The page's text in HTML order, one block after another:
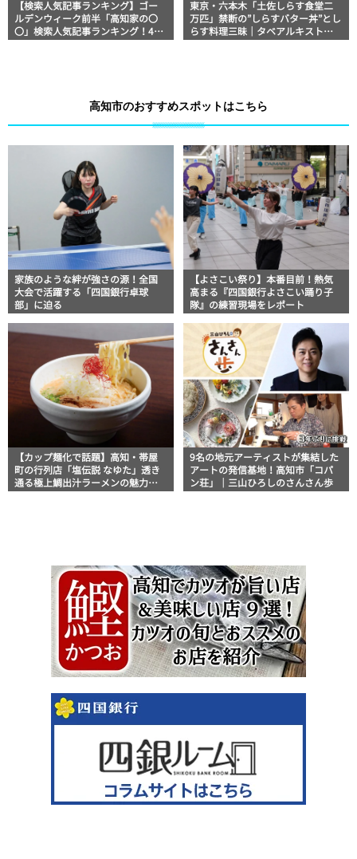
【検索人気記事ランキング】ゴー
ルデンウィーク前半「高知家の〇
〇」検索人気記事ランキング！4月
29日～5月4日
東京・六本木「土佐しらす食堂二
万匹」禁断の”しらすバター丼”とし
らす料理三昧｜タベアルキスト・
マッキー牧元の高知満腹日記【高
高知市のおすすめスポットはこちら
家族のような絆が強さの源！全国
大会で活躍する「四国銀行卓球
部」に迫る
【よさこい祭り】本番目前！熱気
高まる『四国銀行よさこい踊り子
隊』の練習現場をレポート
【カップ麺化で話題】高知・帯屋
町の行列店「塩伝説 なゆた」透き
通る極上鯛出汁ラーメンの魅力を
9名の地元アーティストが集結した
アートの発信基地！高知市「コパ
ン荘」｜三山ひろしのさんさん歩